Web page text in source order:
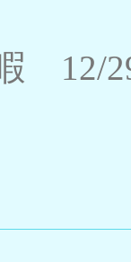
12/